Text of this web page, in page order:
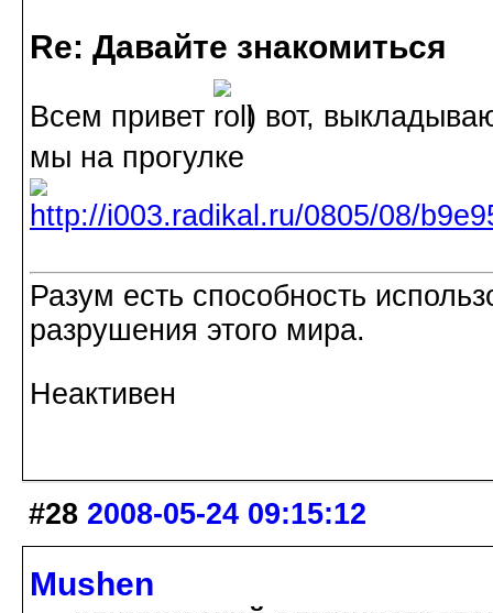
Re: Давайте знакомиться
Всем привет
) вот,
мы на прогулке
Разум есть способность
разрушения этого мира.
Неактивен
#28 2008-05-24 09:15:12
Mushen